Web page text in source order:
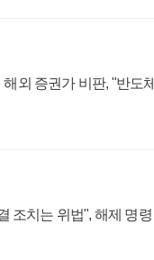
외 증권가 비판, "반도체
조치는 위법", 해제 명령